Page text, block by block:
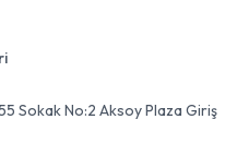
Sokak No:2 Aksoy Plaza Giriş